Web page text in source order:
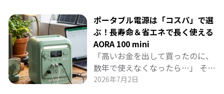
は、豊富なポート（AC・USB-Cな
ど）で家族のスマホ・PC・照明を
同時に給電できる「日常の万能電
源」です。 リビングやワークスペ
ースに置いてコンセントの死角を
解消したり、停電時にもシームレ
ポータブル電源は「コスパ」で選
ぶ！長寿命＆省エネで長く使える
AORA 100 mini
「高いお金を出して買ったのに、
数年で使えなくなったら…」 そん
な不安を解消する、長く使えるポ
2026年7月2日